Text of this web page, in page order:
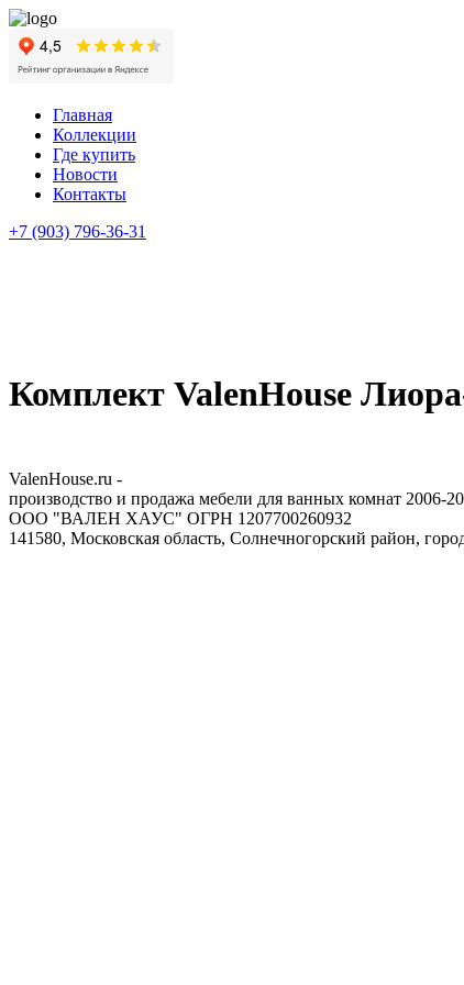
Главная
Коллекции
Где купить
Новости
Контакты
+7 (903) 796-36-31
Комплект ValenHouse
ValenHouse.ru -
производство и продажа мебели для ванных комнат 2006-
ООО "ВАЛЕН ХАУС" ОГРН 1207700260932
141580, Московская область, Солнечногорский район,